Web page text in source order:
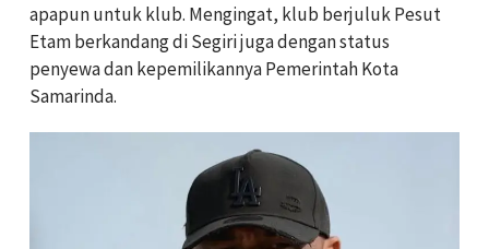
apapun untuk klub. Mengingat, klub berjuluk Pesut
Etam berkandang di Segiri juga dengan status
penyewa dan kepemilikannya Pemerintah Kota
Samarinda.